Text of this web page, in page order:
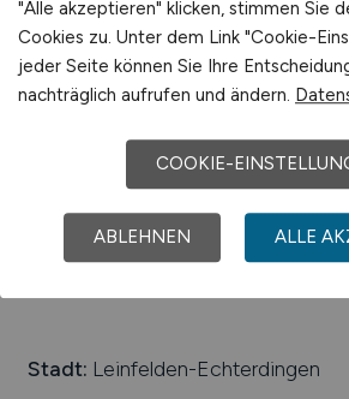
Dr. Margarete Fischer-Bosch-
klinische Pharmakologie (IKP)
26.07.2026
Stadt: Leinfelden-Echterdingen
"Alle akzeptieren" klicken, stimmen Sie
Cookies zu. Unter dem Link "Cookie-
jeder Seite können Sie Ihre
nachträglich aufrufen und ändern.
COOKIE-
ABLEHNEN ALLE